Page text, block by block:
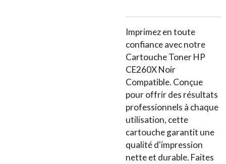
Imprimez en toute
confiance avec notre
Cartouche Toner HP
CE260X Noir
Compatible. Conçue
pour offrir des résultats
professionnels à chaque
utilisation, cette
cartouche garantit une
qualité d'impression
nette et durable. Faites